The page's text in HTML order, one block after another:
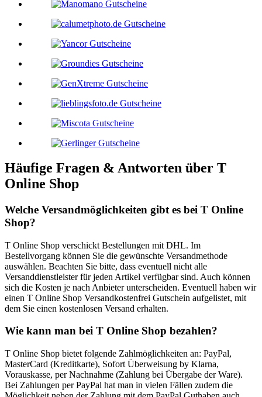
Häufige Fragen & Antworten über T
Online Shop
Welche Versandmöglichkeiten gibt es bei T Online
Shop?
T Online Shop verschickt Bestellungen mit DHL. Im
Bestellvorgang können Sie die gewünschte Versandmethode
auswählen. Beachten Sie bitte, dass eventuell nicht alle
Versanddienstleister für jeden Artikel verfügbar sind. Auch können
sich die Kosten je nach Anbieter unterscheiden. Eventuell haben wir
einen T Online Shop Versandkostenfrei Gutschein aufgelistet, mit
dem Sie einen kostenlosen Versand erhalten.
Wie kann man bei T Online Shop bezahlen?
T Online Shop bietet folgende Zahlmöglichkeiten an: PayPal,
MasterCard (Kreditkarte), Sofort Überweisung by Klarna,
Vorauskasse, per Nachnahme (Zahlung bei Übergabe der Ware).
Bei Zahlungen per PayPal hat man in vielen Fällen zudem die